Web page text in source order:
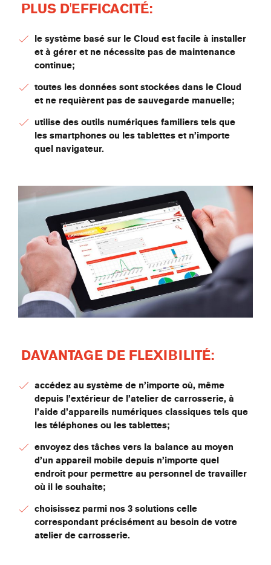
PLUS D'EFFICACITÉ:
le système basé sur le Cloud est facile à installer
et à gérer et ne nécessite pas de maintenance
continue;
toutes les données sont stockées dans le Cloud
et ne requièrent pas de sauvegarde manuelle;
utilise des outils numériques familiers tels que
les smartphones ou les tablettes et n’importe
quel navigateur.
DAVANTAGE DE FLEXIBILITÉ:
accédez au système de n’importe où, même
depuis l’extérieur de l’atelier de carrosserie, à
l’aide d’appareils numériques classiques tels que
les téléphones ou les tablettes;
envoyez des tâches vers la balance au moyen
d’un appareil mobile depuis n’importe quel
endroit pour permettre au personnel de travailler
où il le souhaite;
choisissez parmi nos 3 solutions celle
correspondant précisément au besoin de votre
atelier de carrosserie.